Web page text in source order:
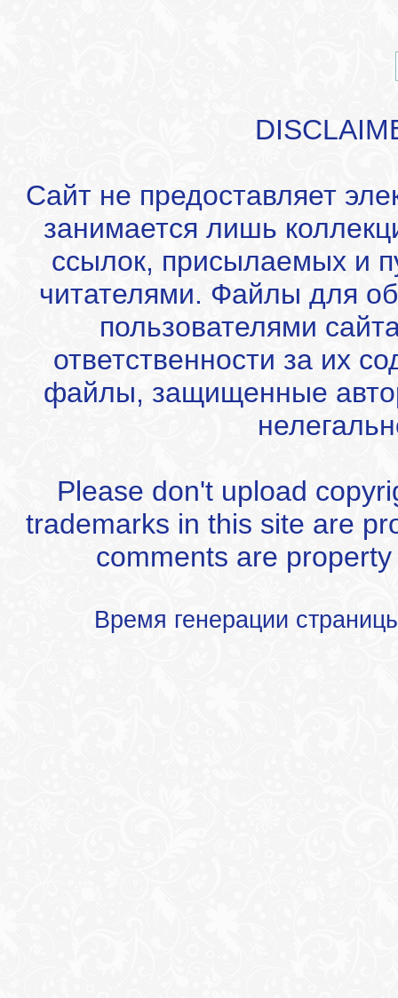
Сайт не предоставляет
занимается лишь
ссылок, присылаемых и
читателями. Файлы для
пользователями
ответственности за их
файлы, защищенные
Please don't upload
trademarks in this site are
comments are
Время генерации